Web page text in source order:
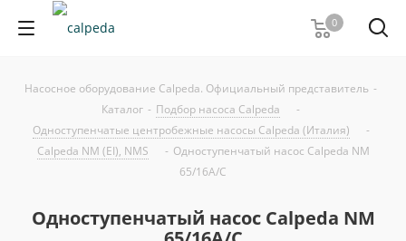
0
Насосное оборудование Calpeda. Официальный представитель -
Каталог - Подбор насоса Calpeda
-
Одноступенчатые центробежные насосы Calpeda (Италия)
-
Calpeda NM (EI), NMS
- Одноступенчатый насос Calpeda NM
65/16A/C
Одноступенчатый насос Calpeda NM